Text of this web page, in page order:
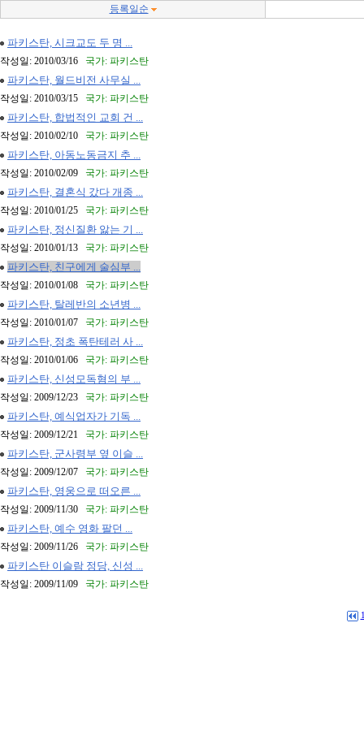
등록일순
파키스탄, 시크교도 두 명 ...
작성일: 2010/03/16 국가: 파키스탄
파키스탄, 월드비전 사무실 ...
작성일: 2010/03/15 국가: 파키스탄
파키스탄, 합법적인 교회 건 ...
작성일: 2010/02/10 국가: 파키스탄
파키스탄, 아동노동금지 추 ...
작성일: 2010/02/09 국가: 파키스탄
파키스탄, 결혼식 갔다 개종 ...
작성일: 2010/01/25 국가: 파키스탄
파키스탄, 정신질환 앓는 기 ...
작성일: 2010/01/13 국가: 파키스탄
파키스탄, 친구에게 술심부 ...
작성일: 2010/01/08 국가: 파키스탄
파키스탄, 탈레반의 소년병 ...
작성일: 2010/01/07 국가: 파키스탄
파키스탄, 정초 폭탄테러 사 ...
작성일: 2010/01/06 국가: 파키스탄
파키스탄, 신성모독혐의 부 ...
작성일: 2009/12/23 국가: 파키스탄
파키스탄, 예식업자가 기독 ...
작성일: 2009/12/21 국가: 파키스탄
파키스탄, 군사령부 옆 이슬 ...
작성일: 2009/12/07 국가: 파키스탄
파키스탄, 영웅으로 떠오른 ...
작성일: 2009/11/30 국가: 파키스탄
파키스탄, 예수 영화 팔던 ...
작성일: 2009/11/26 국가: 파키스탄
파키스탄 이슬람 정당, 신성 ...
작성일: 2009/11/09 국가: 파키스탄